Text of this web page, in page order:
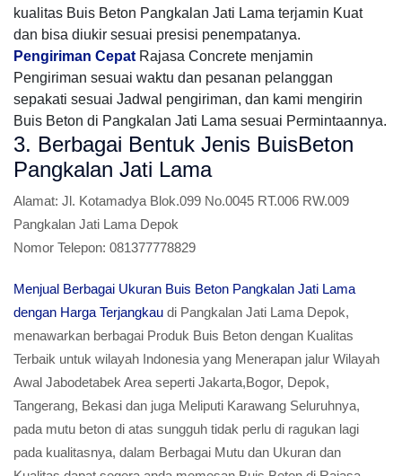
kualitas Buis Beton Pangkalan Jati Lama terjamin Kuat
dan bisa diukir sesuai presisi penempatanya.
Pengiriman Cepat Rajasa Concrete menjamin
Pengiriman sesuai waktu dan pesanan pelanggan
sepakati sesuai Jadwal pengiriman, dan kami mengirin
Buis Beton di Pangkalan Jati Lama sesuai Permintaannya.
3. Berbagai Bentuk Jenis BuisBeton
Pangkalan Jati Lama
Alamat: Jl. Kotamadya Blok.099 No.0045 RT.006 RW.009
Pangkalan Jati Lama Depok
Nomor Telepon: 081377778829
Menjual Berbagai Ukuran Buis Beton Pangkalan Jati Lama
dengan Harga Terjangkau di Pangkalan Jati Lama Depok,
menawarkan berbagai Produk Buis Beton dengan Kualitas
Terbaik untuk wilayah Indonesia yang Menerapan jalur Wilayah
Awal Jabodetabek Area seperti Jakarta,Bogor, Depok,
Tangerang, Bekasi dan juga Meliputi Karawang Seluruhnya,
pada mutu beton di atas sungguh tidak perlu di ragukan lagi
pada kualitasnya, dalam Berbagai Mutu dan Ukuran dan